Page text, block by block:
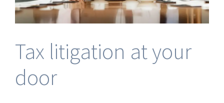
Tax litigation at your
door